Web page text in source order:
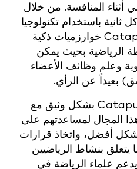
أثناء المنافسة. من خلال
ثانية باستخدام تكنولوجيا
قابلة للارتداء، تستخدم Catapult خوارزميات ذكية
الرياضية بحيث يمكن
وعلم وظائف الأعضاء
بعيداً عن الرأي.
يعمل علماء الرياضة في Catapult بشكل وثيق مع
المجال لمساعدتهم على
بشكل أفضل، واتخاذ قرارات
بنشاط الرياضيين
علماء الرياضة في